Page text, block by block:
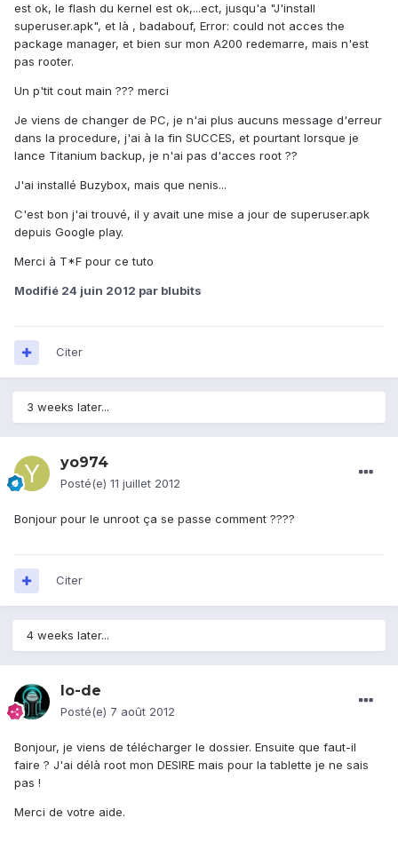
est ok, le flash du kernel est ok,...ect, jusqu'a "J'install
superuser.apk", et là , badabouf, Error: could not acces the
package manager, et bien sur mon A200 redemarre, mais n'est
pas rooter.
Un p'tit cout main ??? merci
Je viens de changer de PC, je n'ai plus aucuns message d'erreur
dans la procedure, j'ai à la fin SUCCES, et pourtant lorsque je
lance Titanium backup, je n'ai pas d'acces root ??
J'ai installé Buzybox, mais que nenis...
C'est bon j'ai trouvé, il y avait une mise a jour de superuser.apk
depuis Google play.
Merci à T*F pour ce tuto
Modifié 24 juin 2012 par blubits
Citer
3 weeks later...
yo974
Posté(e) 11 juillet 2012
Bonjour pour le unroot ça se passe comment ????
Citer
4 weeks later...
lo-de
Posté(e) 7 août 2012
Bonjour, je viens de télécharger le dossier. Ensuite que faut-il
faire ? J'ai délà root mon DESIRE mais pour la tablette je ne sais
pas !
Merci de votre aide.